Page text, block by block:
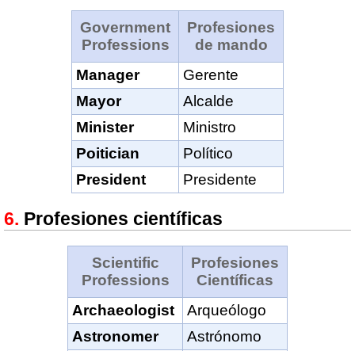
Government
Professions
Profesiones
de mando
Manager
Gerente
Mayor
Alcalde
Minister
Ministro
Poitician
Político
President
Presidente
Profesiones científicas
Scientific
Professions
Profesiones
Científicas
Archaeologist
Arqueólogo
Astronomer
Astrónomo